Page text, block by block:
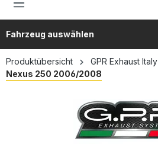
Fahrzeug auswählen
Produktübersicht GPR Exhaust Italy
Nexus 250 2006/2008